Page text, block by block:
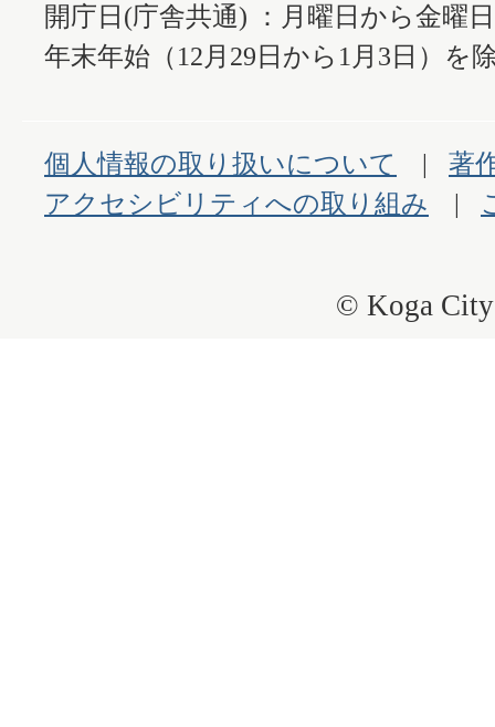
開庁日(庁舎共通) ：月曜日から金曜
年末年始（12月29日から1月3日）を
個人情報の取り扱いについて
著
アクセシビリティへの取り組み
© Koga City